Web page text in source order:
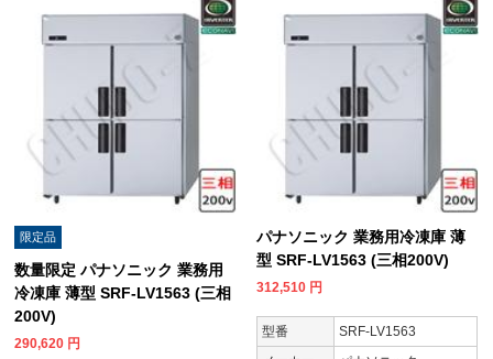
限定品
数量限定 パナソニック 業務用
冷凍庫 薄型 SRF-LV1563 (三相
200V)
290,620 円
パナソニック 業務用冷凍庫 薄
型 SRF-LV1563 (三相200V)
312,510 円
型番
SRF-LV1563